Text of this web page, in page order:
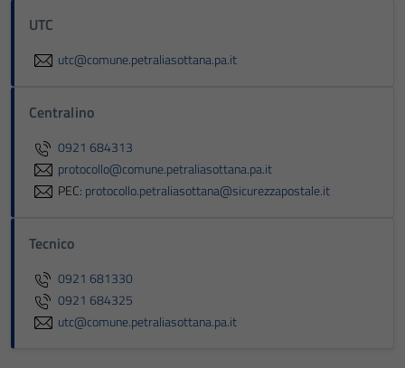
UTC
utc@comune.petraliasottana.pa.it
Centralino
0921 684313
protocollo@comune.petraliasottana.pa.it
PEC: protocollo.petraliasottana@sicurezzapostale.it
Tecnico
0921 681330
0921 684325
utc@comune.petraliasottana.pa.it